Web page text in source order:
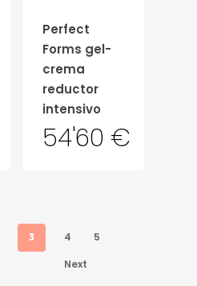
Perfect
Forms gel-
crema
reductor
intensivo
54'60 €
3 4
5
Next